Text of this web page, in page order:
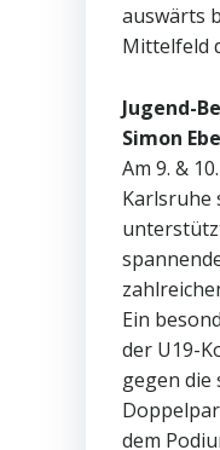
auswärts
Mittelfeld
Jugend-
Simon
Am 9. &
Karlsruhe
Ein
der U19-
gegen
dem